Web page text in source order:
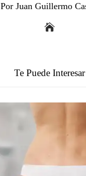
Por Juan Guillermo
Te Puede Interesar